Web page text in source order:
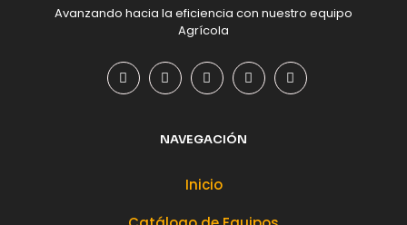
Avanzando hacia la eficiencia con nuestro equipo
Agrícola
NAVEGACIÓN
Inicio